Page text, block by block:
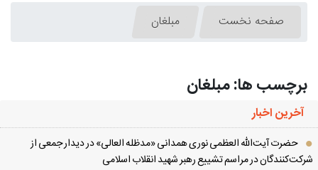
صفحه نخست مبلغان
برچسب ها: مبلغان
آخرین اخبار
حضرت آیت‌الله العظمی نوری همدانی «مدظله العالی» در دیدار جمعی از
در مراسم تشییع رهبر شهید انقلاب اسلامی